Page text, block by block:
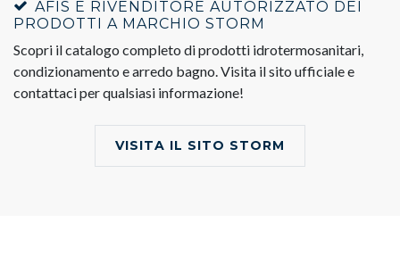
AFIS È RIVENDITORE AUTORIZZATO DEI
PRODOTTI A MARCHIO STORM
Scopri il catalogo completo di prodotti idrotermosanitari,
condizionamento e arredo bagno. Visita il sito ufficiale e
contattaci per qualsiasi informazione!
VISITA IL SITO STORM